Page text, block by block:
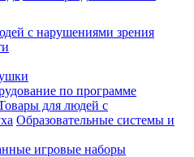
с нарушениями зрения
по программе
для людей с
Образовательные системы и
игровые наборы